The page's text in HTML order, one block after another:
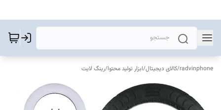
radvinphone
/کالای دیجیتال/ابزار تولید محتوا/رینگ لایت